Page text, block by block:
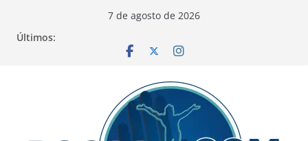
7 de agosto de 2026
Últimos: